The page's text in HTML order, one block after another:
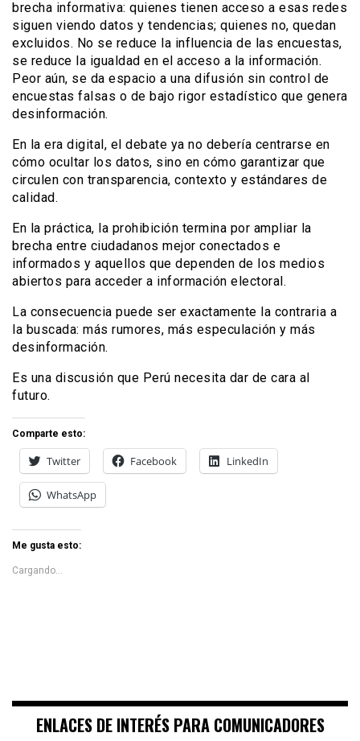
brecha informativa: quienes tienen acceso a esas redes
siguen viendo datos y tendencias; quienes no, quedan
excluidos. No se reduce la influencia de las encuestas,
se reduce la igualdad en el acceso a la información.
Peor aún, se da espacio a una difusión sin control de
encuestas falsas o de bajo rigor estadístico que genera
desinformación.
En la era digital, el debate ya no debería centrarse en
cómo ocultar los datos, sino en cómo garantizar que
circulen con transparencia, contexto y estándares de
calidad.
En la práctica, la prohibición termina por ampliar la
brecha entre ciudadanos mejor conectados e
informados y aquellos que dependen de los medios
abiertos para acceder a información electoral.
La consecuencia puede ser exactamente la contraria a
la buscada: más rumores, más especulación y más
desinformación.
Es una discusión que Perú necesita dar de cara al
futuro.
Comparte esto:
Twitter Facebook LinkedIn
WhatsApp
Me gusta esto:
Cargando...
ENLACES DE INTERÉS PARA COMUNICADORES